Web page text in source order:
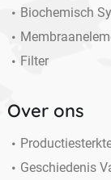
Biochemisch
Filter
Over ons
Geschiedenis